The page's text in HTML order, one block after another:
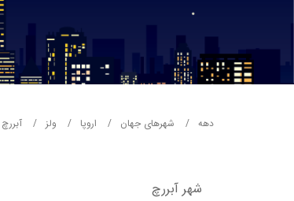
دهه شهرهای جهان اروپا ولز آبررچ
شهر آبررچ